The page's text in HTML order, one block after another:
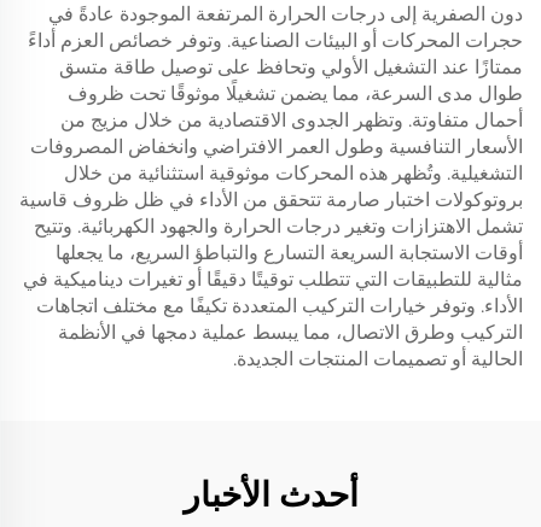
دون الصفرية إلى درجات الحرارة المرتفعة الموجودة عادةً في
حجرات المحركات أو البيئات الصناعية. وتوفر خصائص العزم أداءً
ممتازًا عند التشغيل الأولي وتحافظ على توصيل طاقة متسق
طوال مدى السرعة، مما يضمن تشغيلًا موثوقًا تحت ظروف
أحمال متفاوتة. وتظهر الجدوى الاقتصادية من خلال مزيج من
الأسعار التنافسية وطول العمر الافتراضي وانخفاض المصروفات
التشغيلية. وتُظهر هذه المحركات موثوقية استثنائية من خلال
بروتوكولات اختبار صارمة تتحقق من الأداء في ظل ظروف قاسية
تشمل الاهتزازات وتغير درجات الحرارة والجهود الكهربائية. وتتيح
أوقات الاستجابة السريعة التسارع والتباطؤ السريع، ما يجعلها
مثالية للتطبيقات التي تتطلب توقيتًا دقيقًا أو تغيرات ديناميكية في
الأداء. وتوفر خيارات التركيب المتعددة تكيفًا مع مختلف اتجاهات
التركيب وطرق الاتصال، مما يبسط عملية دمجها في الأنظمة
الحالية أو تصميمات المنتجات الجديدة.
أحدث الأخبار